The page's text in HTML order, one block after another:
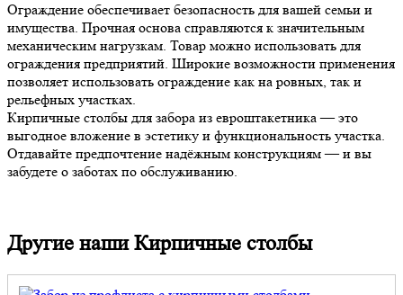
Ограждение обеспечивает безопасность для вашей семьи и
имущества. Прочная основа справляются к значительным
механическим нагрузкам. Товар можно использовать для
ограждения предприятий. Широкие возможности применения
позволяет использовать ограждение как на ровных, так и
рельефных участках.
Кирпичные столбы для забора из евроштакетника — это
выгодное вложение в эстетику и функциональность участка.
Отдавайте предпочтение надёжным конструкциям — и вы
забудете о заботах по обслуживанию.
Другие наши Кирпичные столбы